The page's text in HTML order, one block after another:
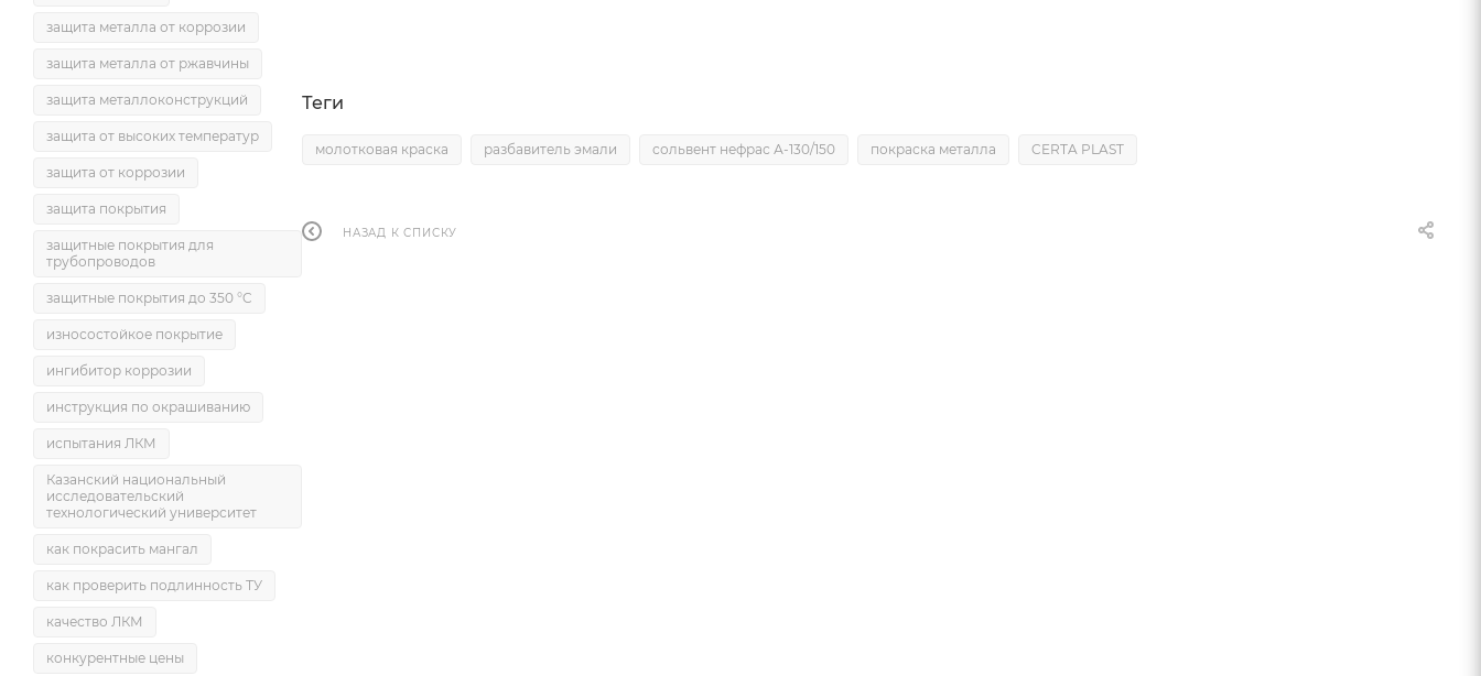
Теги
молотковая краска разбавитель эмали сольвент нефрас А-130/150 покраска металла CERTA PLAST
НАЗАД К СПИСКУ
защита металла от коррозии
защита металла от ржавчины
защита металлоконструкций
защита от высоких температур
защита от коррозии
защита покрытия
защитные покрытия для
трубопроводов
защитные покрытия до 350 °C
износостойкое покрытие
ингибитор коррозии
инструкция по окрашиванию
испытания ЛКМ
Казанский национальный
исследовательский
технологический университет
как покрасить мангал
как проверить подлинность ТУ
качество ЛКМ
конкурентные цены